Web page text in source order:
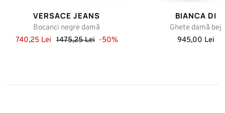
VERSACE JEANS
Bocanci negre damă
740,25 Lei 1475,25 Lei -50%
BIANCA DI
Ghete damă bej
945,00 Lei